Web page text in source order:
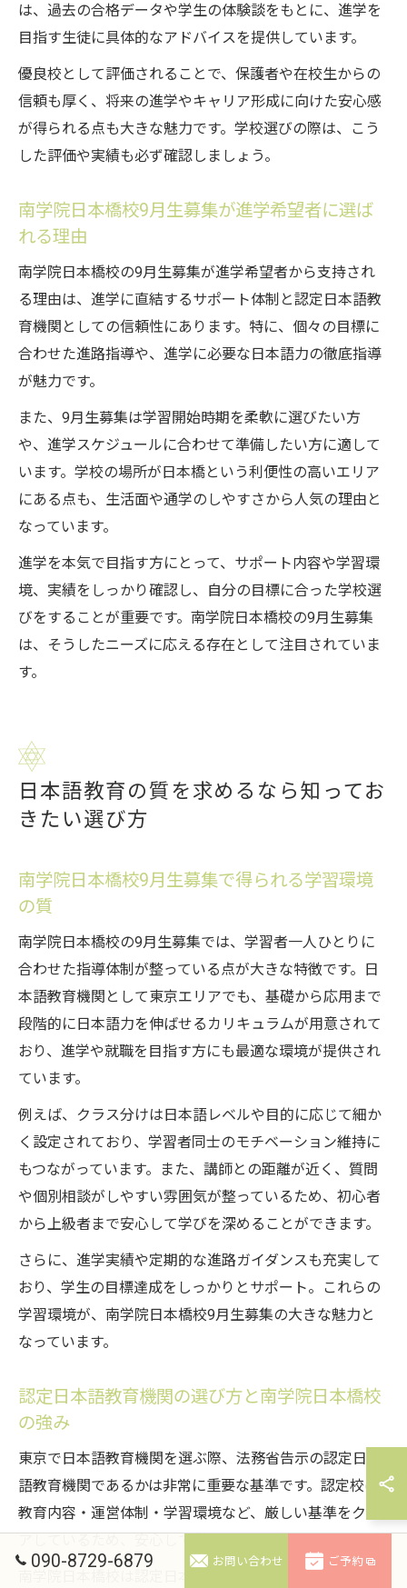
は、過去の合格データや学生の体験談をもとに、進学を
目指す生徒に具体的なアドバイスを提供しています。
優良校として評価されることで、保護者や在校生からの
信頼も厚く、将来の進学やキャリア形成に向けた安心感
が得られる点も大きな魅力です。学校選びの際は、こう
した評価や実績も必ず確認しましょう。
南学院日本橋校9月生募集が進学希望者に選ば
れる理由
南学院日本橋校の9月生募集が進学希望者から支持され
る理由は、進学に直結するサポート体制と認定日本語教
育機関としての信頼性にあります。特に、個々の目標に
合わせた進路指導や、進学に必要な日本語力の徹底指導
が魅力です。
また、9月生募集は学習開始時期を柔軟に選びたい方
や、進学スケジュールに合わせて準備したい方に適して
います。学校の場所が日本橋という利便性の高いエリア
にある点も、生活面や通学のしやすさから人気の理由と
なっています。
進学を本気で目指す方にとって、サポート内容や学習環
境、実績をしっかり確認し、自分の目標に合った学校選
びをすることが重要です。南学院日本橋校の9月生募集
は、そうしたニーズに応える存在として注目されていま
す。
日本語教育の質を求めるなら知ってお
きたい選び方
南学院日本橋校9月生募集で得られる学習環境
の質
南学院日本橋校の9月生募集では、学習者一人ひとりに
合わせた指導体制が整っている点が大きな特徴です。日
本語教育機関として東京エリアでも、基礎から応用まで
段階的に日本語力を伸ばせるカリキュラムが用意されて
おり、進学や就職を目指す方にも最適な環境が提供され
ています。
例えば、クラス分けは日本語レベルや目的に応じて細か
く設定されており、学習者同士のモチベーション維持に
もつながっています。また、講師との距離が近く、質問
や個別相談がしやすい雰囲気が整っているため、初心者
から上級者まで安心して学びを深めることができます。
さらに、進学実績や定期的な進路ガイダンスも充実して
おり、学生の目標達成をしっかりとサポート。これらの
学習環境が、南学院日本橋校9月生募集の大きな魅力と
なっています。
認定日本語教育機関の選び方と南学院日本橋校
の強み
東京で日本語教育機関を選ぶ際、法務省告示の認定日本
語教育機関であるかは非常に重要な基準です。認定校は
教育内容・運営体制・学習環境など、厳しい基準をクリ
090-8729-6879 お問い合わせ ご予約